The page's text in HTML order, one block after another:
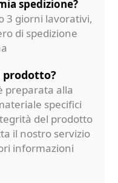
spedizione?
3 giorni lavorativi,
di spedizione
prodotto?
preparata alla
specifici
del prodotto
il nostro servizio
informazioni